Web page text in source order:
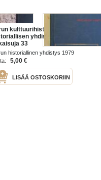
kulttuurihistoriaa. Turun
yhdistyksen
33
historiallinen yhdistys 1979
5,00 €
LISÄÄ OSTOSKORIIN